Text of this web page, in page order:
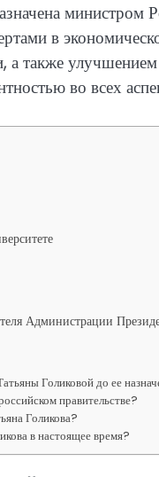
министром
в
а также
во всех
Администрации
Голиковой до ее
правительстве?
Голикова?
в настоящее время?